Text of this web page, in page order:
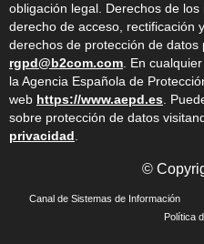
obligación legal. Derechos de
derecho de acceso, rectificación
derechos de protección de
rgpd@b2com.com. En
la Agencia Española de
web https://www.aepd.es.
sobre protección de datos
privacidad.
©
Canal de Sistemas de Información
Política